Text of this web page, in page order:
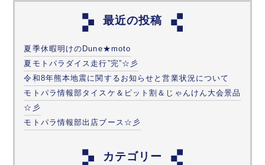
最近の投稿
夏季休暇明けのDune★moto
夏モトパラダイス走行”完”☆彡
令和8年熊本地震に関するお知らせと営業状況について
モトパラ情報部タイスケ＆ピット割＆じゃんけん大会景品
☆彡
モトパラ情報部出店ブース☆彡
カテゴリー